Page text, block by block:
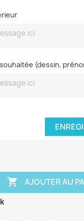
(dessin,
 AJOUTER AU